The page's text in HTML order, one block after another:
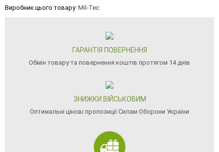
Виробник цього товару: Mil-Tec
ГАРАНТІЯ ПОВЕРНЕННЯ
Обмін товару та повернення коштів протягом 14 днів
ЗНИЖКИ ВІЙСЬКОВИМ
Оптимальні цінові пропозиції Силам Оборони України